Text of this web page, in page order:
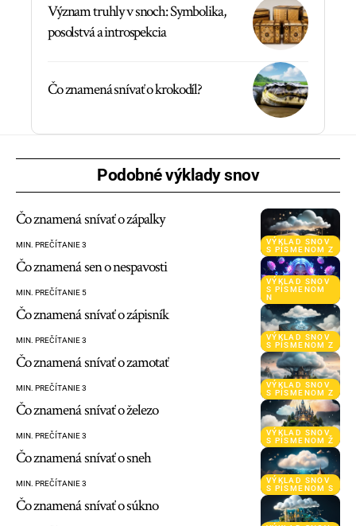
Význam truhly v snoch: Symbolika,
posolstvá a introspekcia
Čo znamená snívať o krokodíl?
Podobné výklady snov
VÝKLAD SNOV
S PÍSMENOM Z
Čo znamená snívať o zápalky
MIN. PREČÍTANIE 3
VÝKLAD SNOV
S PÍSMENOM
N
Čo znamená sen o nespavosti
MIN. PREČÍTANIE 5
VÝKLAD SNOV
S PÍSMENOM Z
Čo znamená snívať o zápisník
MIN. PREČÍTANIE 3
VÝKLAD SNOV
S PÍSMENOM Z
Čo znamená snívať o zamotať
MIN. PREČÍTANIE 3
VÝKLAD SNOV
S PÍSMENOM Ž
Čo znamená snívať o železo
MIN. PREČÍTANIE 3
VÝKLAD SNOV
S PÍSMENOM S
Čo znamená snívať o sneh
MIN. PREČÍTANIE 3
Čo znamená snívať o súkno